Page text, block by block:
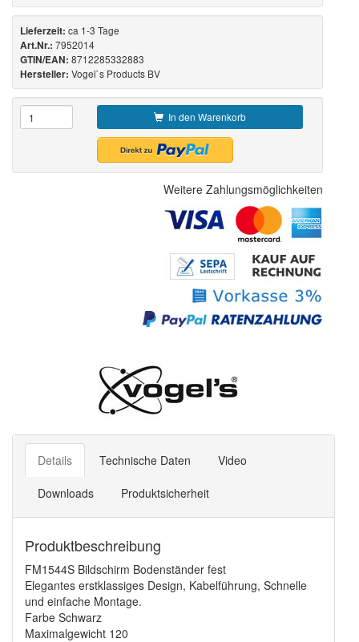
Lieferzeit: ca 1-3 Tage
Art.Nr.: 7952014
GTIN/EAN: 8712285332883
Hersteller: Vogel`s Products BV
In den Warenkorb
Weitere Zahlungsmöglichkeiten
Details Technische Daten Video
Downloads Produktsicherheit
Produktbeschreibung
FM1544S Bildschirm Bodenständer fest
Elegantes erstklassiges Design, Kabelführung, Schnelle
und einfache Montage.
Farbe Schwarz
Maximalgewicht 120